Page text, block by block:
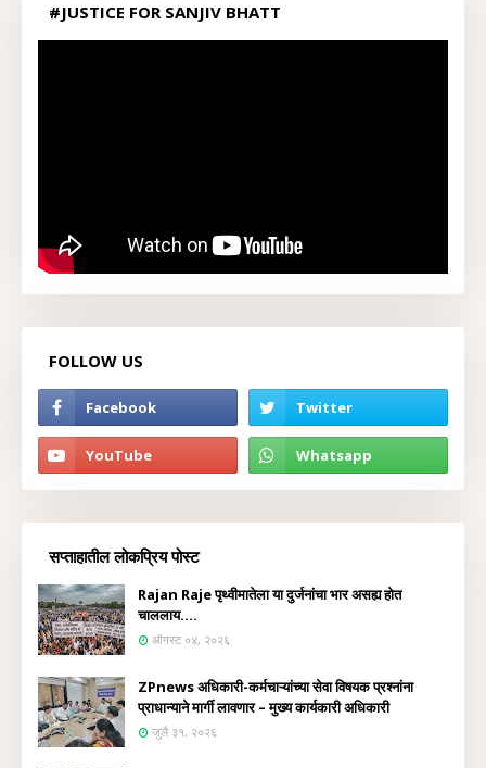
#JUSTICE FOR SANJIV BHATT
FOLLOW US
सप्ताहातील लोकप्रिय पोस्ट
Rajan Raje पृथ्वीमातेला या दुर्जनांचा भार असह्य होत
चाललाय....
ऑगस्ट ०४, २०२६
ZPnews अधिकारी-कर्मचाऱ्यांच्या सेवा विषयक प्रश्नांना
प्राधान्याने मार्गी लावणार – मुख्य कार्यकारी अधिकारी
जुलै ३१, २०२६